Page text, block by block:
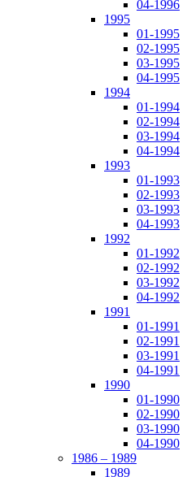
04-1996
1995
01-1995
02-1995
03-1995
04-1995
1994
01-1994
02-1994
03-1994
04-1994
1993
01-1993
02-1993
03-1993
04-1993
1992
01-1992
02-1992
03-1992
04-1992
1991
01-1991
02-1991
03-1991
04-1991
1990
01-1990
02-1990
03-1990
04-1990
1986 – 1989
1989